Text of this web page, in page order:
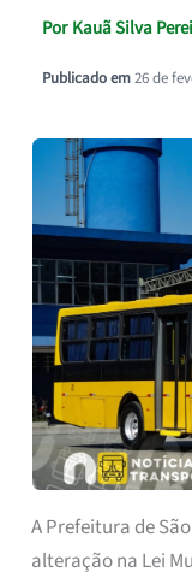
Por Kauã Silva
Publicado em26 de
A Prefeitura de
alteração na Lei